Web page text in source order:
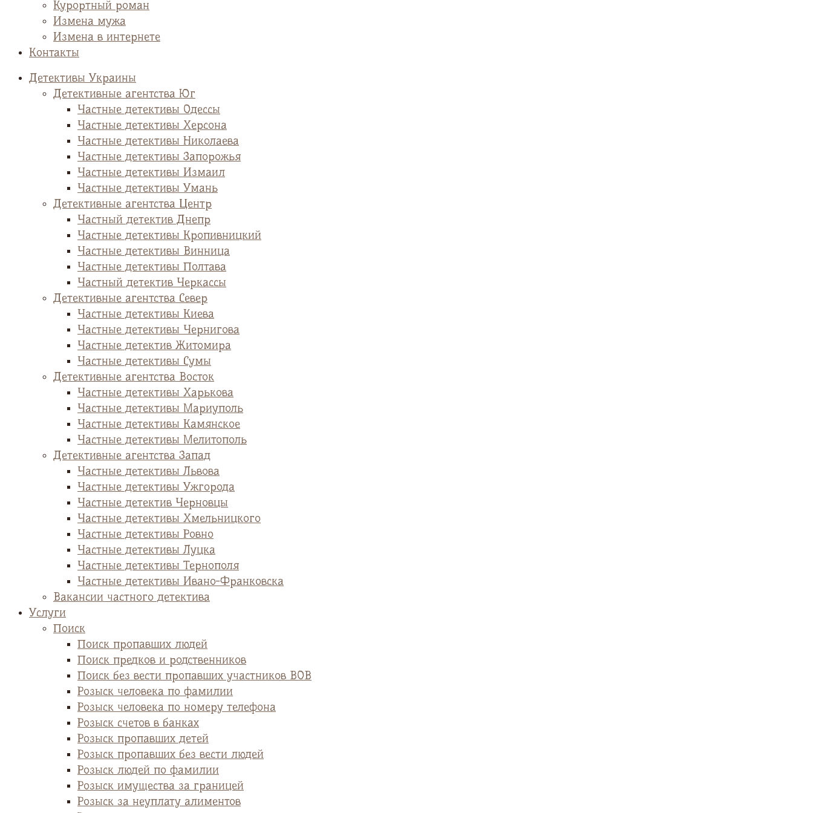
Курортный роман
Измена мужа
Измена в интернете
Контакты
Детективы Украины
Детективные агентства Юг
Частные детективы Одессы
Частные детективы Херсона
Частные детективы Николаева
Частные детективы Запорожья
Частные детективы Измаил
Частные детективы Умань
Детективные агентства Центр
Частный детектив Днепр
Частные детективы Кропивницкий
Частные детективы Винница
Частные детективы Полтава
Частный детектив Черкассы
Детективные агентства Север
Частные детективы Киева
Частные детективы Чернигова
Частные детектив Житомира
Частные детективы Сумы
Детективные агентства Восток
Частные детективы Харькова
Частные детективы Мариуполь
Частные детективы Камянское
Частные детективы Мелитополь
Детективные агентства Запад
Частные детективы Львова
Частные детективы Ужгорода
Частные детектив Черновцы
Частные детективы Хмельницкого
Частные детективы Ровно
Частные детективы Луцка
Частные детективы Тернополя
Частные детективы Ивано-Франковска
Вакансии частного детектива
Услуги
Поиск
Поиск пропавших людей
Поиск предков и родственников
Поиск без вести пропавших участников ВОВ
Розыск человека по фамилии
Розыск человека по номеру телефона
Розыск счетов в банках
Розыск пропавших детей
Розыск пропавших без вести людей
Розыск людей по фамилии
Розыск имущества за границей
Розыск за неуплату алиментов